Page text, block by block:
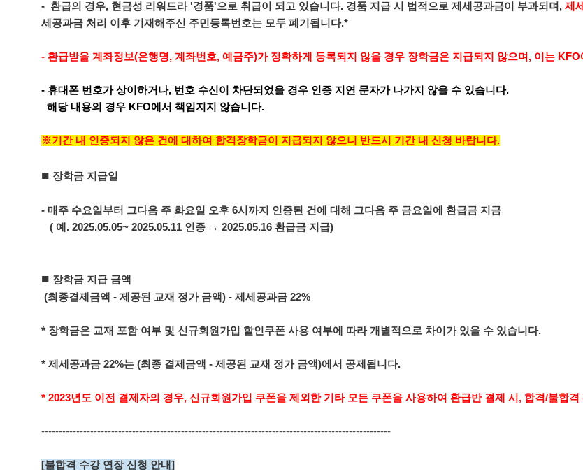
- 환급의 경우, 현금성 리워드라 '경품'으로 취급이 되고 있습니다. 경품 지급 시 법적으로 제세공과금이 부과되며, 제
세공과금 처리 이후 기재해주신 주민등록번호는 모두 폐기됩니다.*
- 환급받을 계좌정보(은행명, 계좌번호, 예금주)가 정확하게 등록되지 않을 경우 장학금은 지급되지 않으며, 이는
- 휴대폰 번호가 상이하거나, 번호 수신이 차단되었을 경우 인증 지연 문자가 나가지 않을 수 있습니다.
해당 내용의 경우 KFO에서 책임지지 않습니다.
※기간 내 인증되지 않은 건에 대하여 합격장학금이 지급되지 않으니 반드시 기간 내 신청 바랍니다.
■ 장학금 지급일
- 매주 수요일부터 그다음 주 화요일 오후 6시까지 인증된 건에 대해 그다음 주 금요일에 환급금 지금
( 예. 2025.05.05~ 2025.05.11 인증 → 2025.05.16 환급금 지급)
■ 장학금 지급 금액
(최종결제금액 - 제공된 교재 정가 금액) - 제세공과금 22%
* 장학금은 교재 포함 여부 및 신규회원가입 할인쿠폰 사용 여부에 따라 개별적으로 차이가 있을 수 있습니다.
* 제세공과금 22%는 (최종 결제금액 - 제공된 교재 정가 금액)에서 공제됩니다.
* 2023년도 이전 결제자의 경우, 신규회원가입 쿠폰을 제외한 기타 모든 쿠폰을 사용하여 환급반 결제 시, 합격/불합
----------------------------------------------------------------------------------------------------
[불합격 수강 연장 신청 안내]